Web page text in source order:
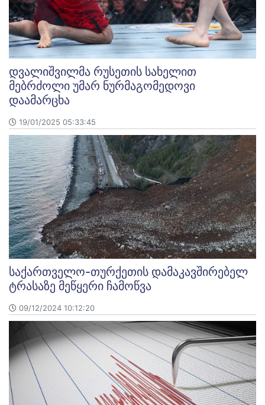
დვალიშვილმა რუსეთის სახელით
მებრძოლი უმარ ნურმაგომედოვი
დაამარცხა
19/01/2025 05:33:45
საქართველო-თურქეთის დამაკავშირებელ
ტრასაზე მეწყერი ჩამოწვა
09/12/2024 10:12:20